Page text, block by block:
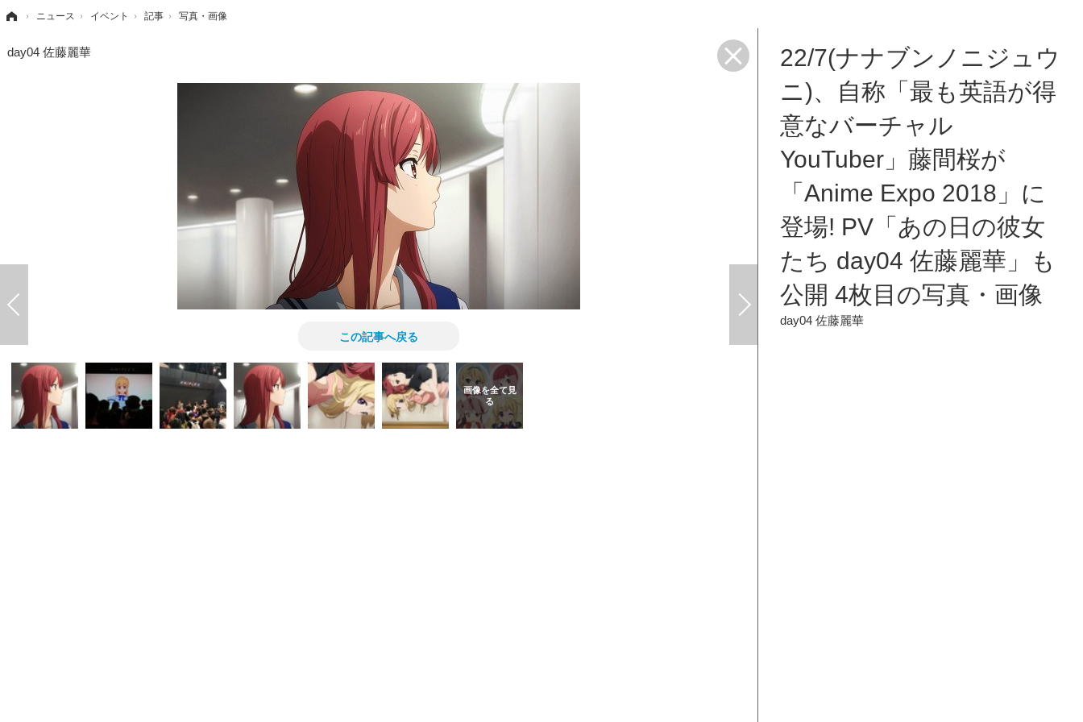
› ニュース › イベント › 記事 › 写真・画像
day04 佐藤麗華
この記事へ戻る
22/7(ナナブンノニジュウ
ニ)、自称「最も英語が得
意なバーチャル
YouTuber」藤間桜が
「Anime Expo 2018」に
登場! PV「あの日の彼女
たち day04 佐藤麗華」も
公開 4枚目の写真・画像
day04 佐藤麗華